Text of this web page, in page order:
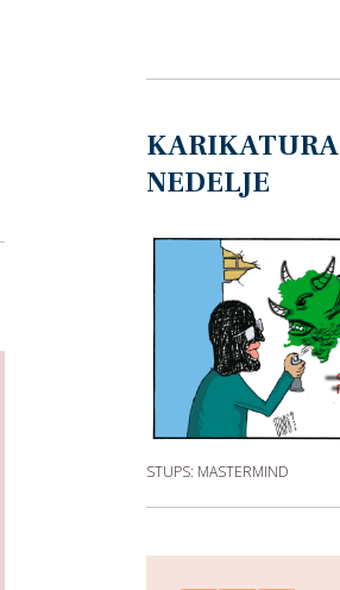
KARIKATURA
NEDELJE
STUPS: MASTERMIND